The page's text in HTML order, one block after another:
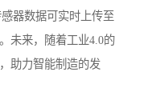
器数据可实时上传至
未来，随着工业4.0的
助力智能制造的发